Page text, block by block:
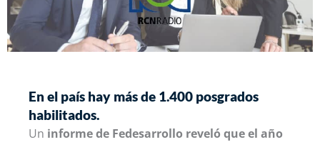
En el país hay más de 1.400 posgrados
habilitados.
Un informe de Fedesarrollo reveló que el año